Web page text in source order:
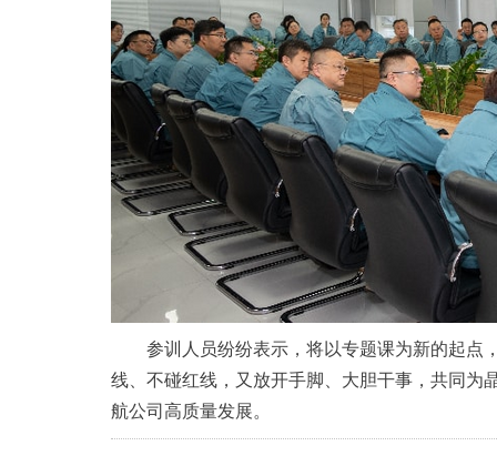
参训人员纷纷表示，将以专题课为新的起点
线、不碰红线，又放开手脚、大胆干事，共同为
航公司高质量发展。